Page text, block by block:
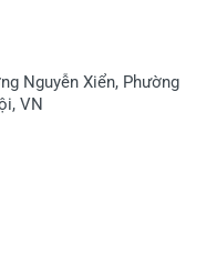
Nguyễn Xiển, Phường
VN